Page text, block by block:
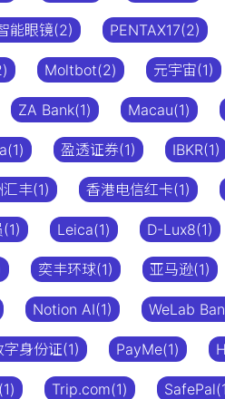
能眼镜(2) PENTAX17(2)
Moltbot(2) 元宇宙(1)
ZA Bank(1) Macau(1)
盈透证券(1) IBKR(1)
丰(1) 香港电信红卡(1)
Leica(1) D-Lux8(1)
奕丰环球(1) 亚马逊(1)
Notion AI(1) WeLab
字身份证(1) PayMe(1)
Trip.com(1)